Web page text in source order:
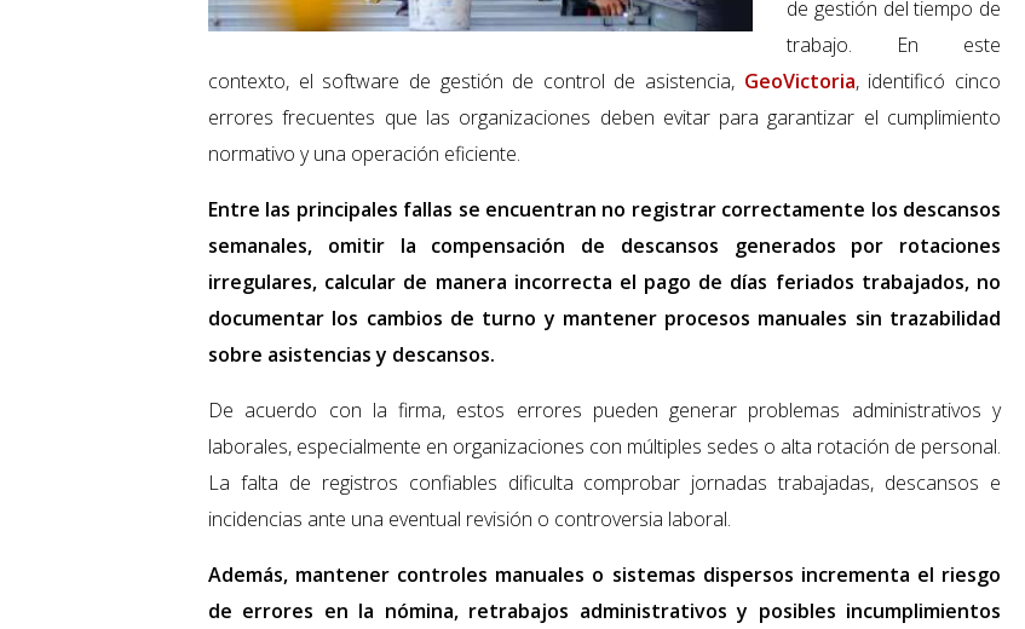
de gestión del tiempo de
trabajo. En este
contexto, el software de gestión de control de asistencia, GeoVictoria, identificó cinco
errores frecuentes que las organizaciones deben evitar para garantizar el cumplimiento
normativo y una operación eficiente.
Entre las principales fallas se encuentran no registrar correctamente los descansos
semanales, omitir la compensación de descansos generados por rotaciones
irregulares, calcular de manera incorrecta el pago de días feriados trabajados, no
documentar los cambios de turno y mantener procesos manuales sin trazabilidad
sobre asistencias y descansos.
De acuerdo con la firma, estos errores pueden generar problemas administrativos y
laborales, especialmente en organizaciones con múltiples sedes o alta rotación de personal.
La falta de registros confiables dificulta comprobar jornadas trabajadas, descansos e
incidencias ante una eventual revisión o controversia laboral.
Además, mantener controles manuales o sistemas dispersos incrementa el riesgo
de errores en la nómina, retrabajos administrativos y posibles incumplimientos